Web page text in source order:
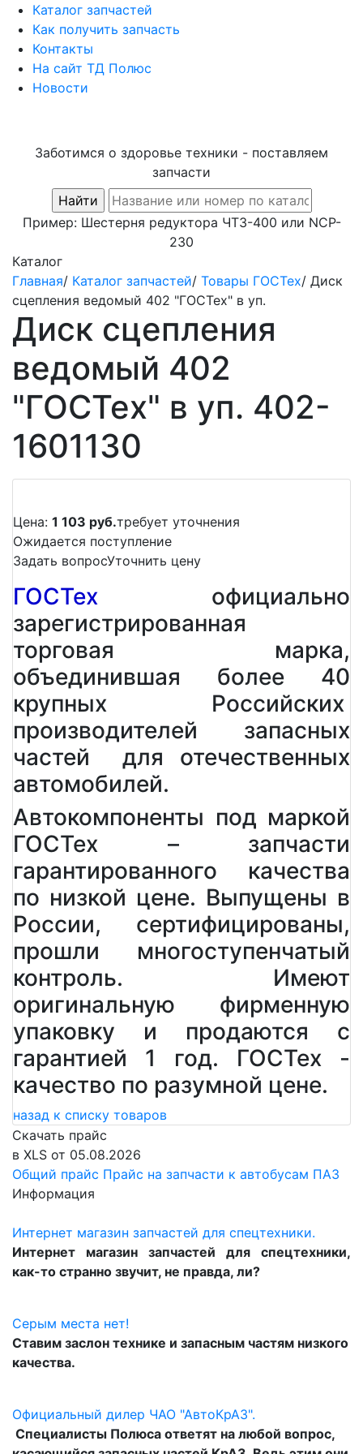
Каталог запчастей
Как получить запчасть
Контакты
На сайт ТД Полюс
Новости
Заботимся о здоровье техники - поставляем
запчасти
Пример: Шестерня редуктора ЧТЗ-400 или NCP-
230
Каталог
Главная/ Каталог запчастей/ Товары ГОСТех/ Диск
сцепления ведомый 402 "ГОСТех" в уп.
Диск сцепления
ведомый 402
"ГОСТех" в уп. 402-
1601130
Цена: 1 103 руб.требует уточнения
Ожидается поступление
Задать вопросУточнить цену
ГОСТех официально
зарегистрированная
торговая марка,
объединившая более 40
крупных Российских
производителей запасных
частей для отечественных
автомобилей.
Автокомпоненты под маркой
ГОСТех – запчасти
гарантированного качества
по низкой цене. Выпущены в
России, сертифицированы,
прошли многоступенчатый
контроль. Имеют
оригинальную фирменную
упаковку и продаются с
гарантией 1 год. ГОСТех -
качество по разумной цене.
назад к списку товаров
Скачать прайс
в XLS от 05.08.2026
Общий прайс Прайс на запчасти к автобусам ПАЗ
Информация
Интернет магазин запчастей для спецтехники.
Интернет магазин запчастей для спецтехники,
как-то странно звучит, не правда, ли?
Серым места нет!
Ставим заслон технике и запасным частям низкого
качества.
Официальный дилер ЧАО "АвтоКрАЗ".
Специалисты Полюса ответят на любой вопрос,